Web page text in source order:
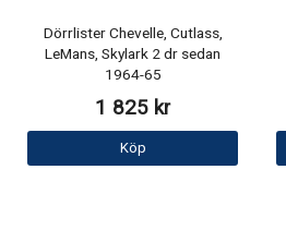
Dörrlister Chevelle, Cutlass,
LeMans, Skylark 2 dr sedan
1964-65
1 825 kr
Köp